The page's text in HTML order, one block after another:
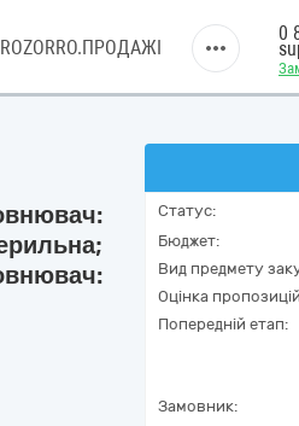
0
Статус:
Бюджет:
Вид предмету
Оцінка
Попередній етап:
Замовник: